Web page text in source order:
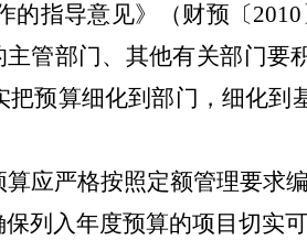
的指导意见》（财预〔2010
管部门、其他有关部门要
预算细化到部门，细化到
应严格按照定额管理要求
列入年度预算的项目切实